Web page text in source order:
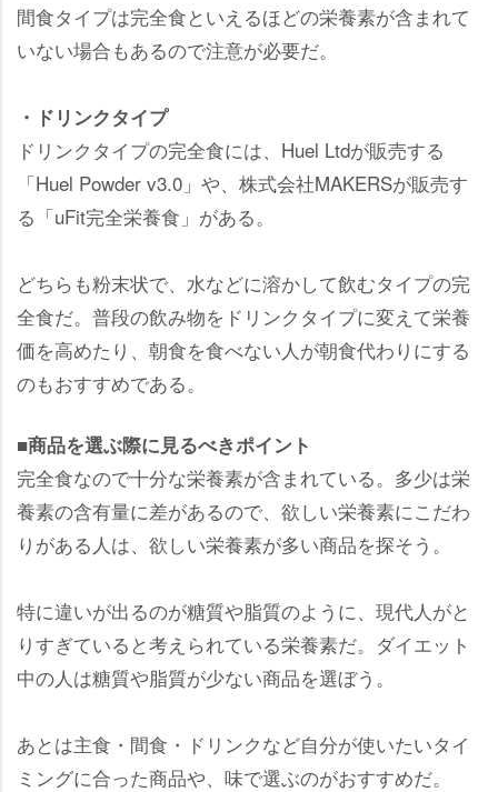
間食タイプは完全食といえるほどの栄養素が含まれて
いない場合もあるので注意が必要だ。
・ドリンクタイプ
ドリンクタイプの完全食には、Huel Ltdが販売する
「Huel Powder v3.0」や、株式会社MAKERSが販売す
る「uFit完全栄養食」がある。
どちらも粉末状で、水などに溶かして飲むタイプの完
全食だ。普段の飲み物をドリンクタイプに変えて栄養
価を高めたり、朝食を食べない人が朝食代わりにする
のもおすすめである。
■商品を選ぶ際に見るべきポイント
完全食なので十分な栄養素が含まれている。多少は栄
養素の含有量に差があるので、欲しい栄養素にこだわ
りがある人は、欲しい栄養素が多い商品を探そう。
特に違いが出るのが糖質や脂質のように、現代人がと
りすぎていると考えられている栄養素だ。ダイエット
中の人は糖質や脂質が少ない商品を選ぼう。
あとは主食・間食・ドリンクなど自分が使いたいタイ
ミングに合った商品や、味で選ぶのがおすすめだ。